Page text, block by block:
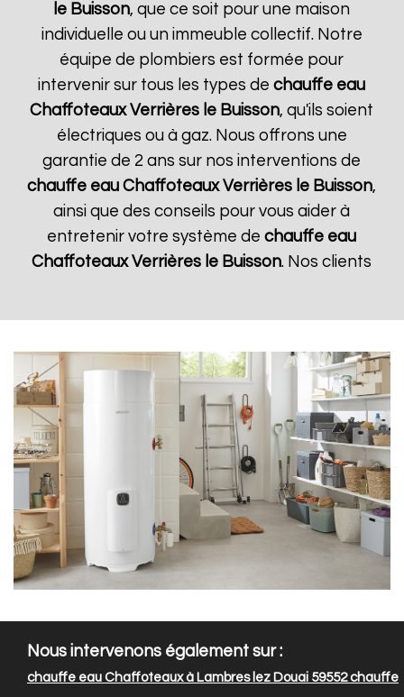
le Buisson, que ce soit pour une maison
individuelle ou un immeuble collectif. Notre
équipe de plombiers est formée pour
intervenir sur tous les types dechauffe eau
Chaffoteaux Verrières le Buisson, qu'ils soient
électriques ou à gaz. Nous offrons une
garantie de 2 ans sur nos interventions de
chauffe eau Chaffoteaux Verrières le Buisson,
ainsi que des conseils pour vous aider à
entretenir votre système dechauffe eau
Chaffoteaux Verrières le Buisson. Nos clients
Nous intervenons également sur :
chauffe eau Chaffoteaux à Lambres lez Douai 59552chauffe